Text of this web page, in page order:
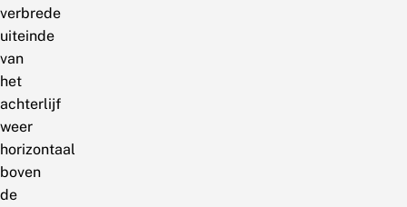
verbrede
uiteinde
van
het
achterlijf
weer
horizontaal
boven
de